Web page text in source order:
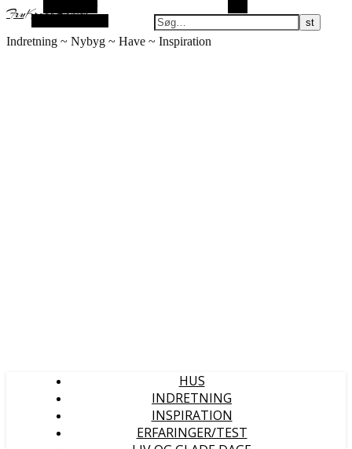
FruKroghHansen
Indretning ~ Nybyg ~ Have ~ Inspiration
HUS
INDRETNING
INSPIRATION
ERFARINGER/TEST